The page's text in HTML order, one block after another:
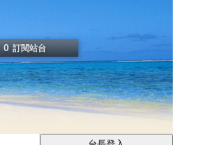
0 訂閱站台